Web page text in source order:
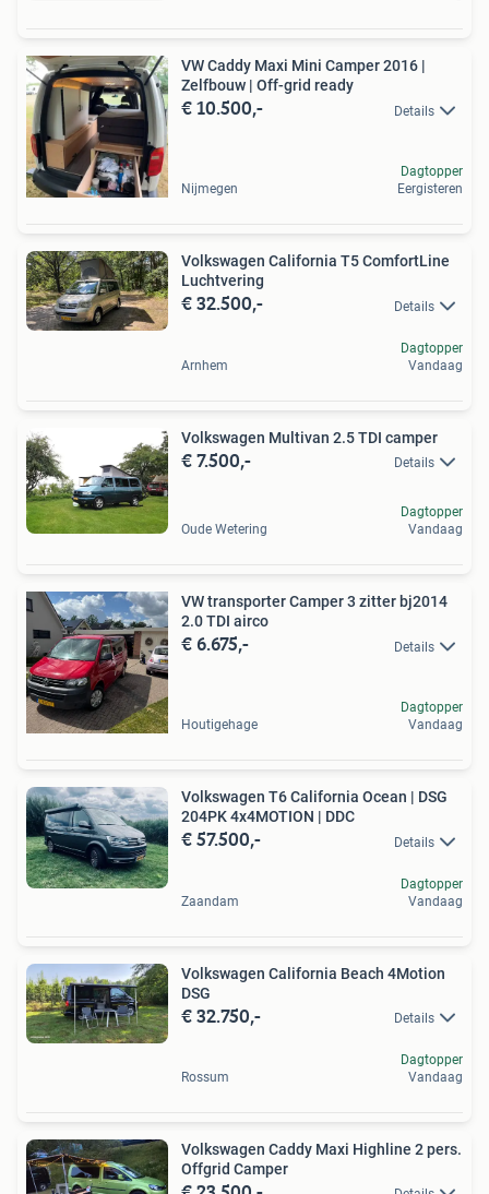
VW Caddy Maxi Mini Camper 2016 |
Zelfbouw | Off-grid ready
€ 10.500,- Details
Nijmegen
Dagtopper
Eergisteren
Volkswagen California T5 ComfortLine
Luchtvering
€ 32.500,- Details
Arnhem
Dagtopper
Vandaag
Volkswagen Multivan 2.5 TDI camper
€ 7.500,- Details
Oude Wetering
Dagtopper
Vandaag
VW transporter Camper 3 zitter bj2014
2.0 TDI airco
€ 6.675,- Details
Houtigehage
Dagtopper
Vandaag
Volkswagen T6 California Ocean | DSG
204PK 4x4MOTION | DDC
€ 57.500,- Details
Zaandam
Dagtopper
Vandaag
Volkswagen California Beach 4Motion
DSG
€ 32.750,- Details
Rossum
Dagtopper
Vandaag
Volkswagen Caddy Maxi Highline 2 pers.
Offgrid Camper